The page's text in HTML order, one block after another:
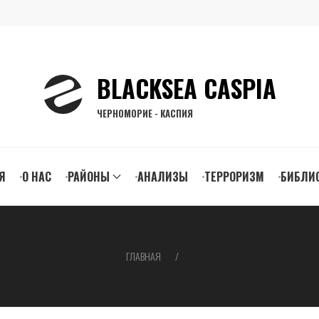
BLACKSEA CASPIA
ЧЕРНОМОРИЕ - КАСПИЯ
О НАС РАЙОНЫ АНАЛИЗЫ ТЕРРОРИЗМ
ГЛАВНАЯ